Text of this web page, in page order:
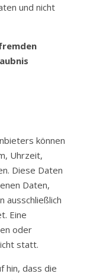
und nicht
können
Uhrzeit,
Diese Daten
Daten,
ausschließlich
Eine
oder
statt.
hin, dass die